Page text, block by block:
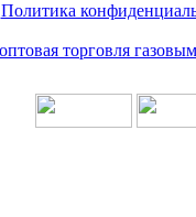
Политика
торговля